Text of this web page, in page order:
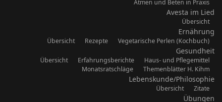
Atmen und Beten in Praxis
Avesta im Lied
Übersicht
Ernährung
Übersicht Rezepte Vegetarische Perlen (Kochbuch)
Gesundheit
Übersicht Erfahrungsberichte
Haus- und Pflegemittel
Monatsratschläge
Themenblätter H. Kihm
Lebenskunde/Philosophie
Übersicht Zitate
Übungen